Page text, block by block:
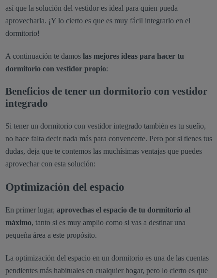
así que la solución del vestidor es ideal para quien pueda
aprovecharla. ¡Y lo cierto es que es muy fácil integrarlo en el
dormitorio!
A continuación te damos las mejores ideas para hacer tu
dormitorio con vestidor propio:
Beneficios de tener un dormitorio con vestidor
integrado
Si tener un dormitorio con vestidor integrado también es tu sueño,
no hace falta decir nada más para convencerte. Pero por si tienes tus
dudas, deja que te contemos las muchísimas ventajas que puedes
aprovechar con esta solución:
Optimización del espacio
En primer lugar, aprovechas el espacio de tu dormitorio al
máximo, tanto si es muy amplio como si vas a destinar una
pequeña área a este propósito.
La optimización del espacio en un dormitorio es una de las cuentas
pendientes más habituales en cualquier hogar, pero lo cierto es que